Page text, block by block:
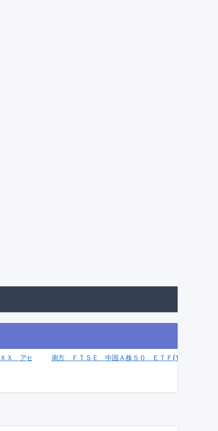
アセアン好配当５０（円、ネットリターン）ＥＴＮ(2043)
南方 ＦＴＳＥ 中国Ａ株５０ ＥＴＦ(1576)